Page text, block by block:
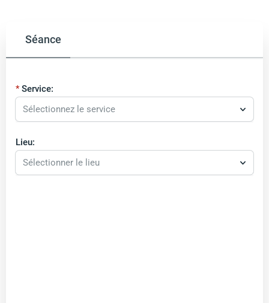
Séance
Service:
Sélectionnez le service
Lieu:
Sélectionner le lieu